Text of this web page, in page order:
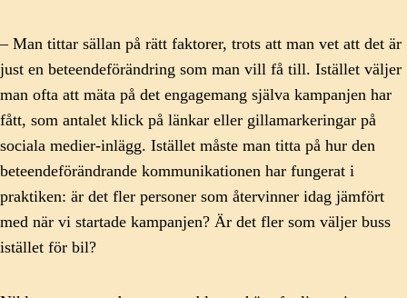
– Man tittar sällan på rätt faktorer, trots att man vet att det är
just en beteendeförändring som man vill få till. Istället väljer
man ofta att mäta på det engagemang själva kampanjen har
fått, som antalet klick på länkar eller gillamarkeringar på
sociala medier-inlägg. Istället måste man titta på hur den
beteendeförändrande kommunikationen har fungerat i
praktiken: är det fler personer som återvinner idag jämfört
med när vi startade kampanjen? Är det fler som väljer buss
istället för bil?